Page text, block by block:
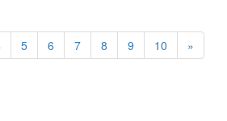
5 6 7 8 9 10 »